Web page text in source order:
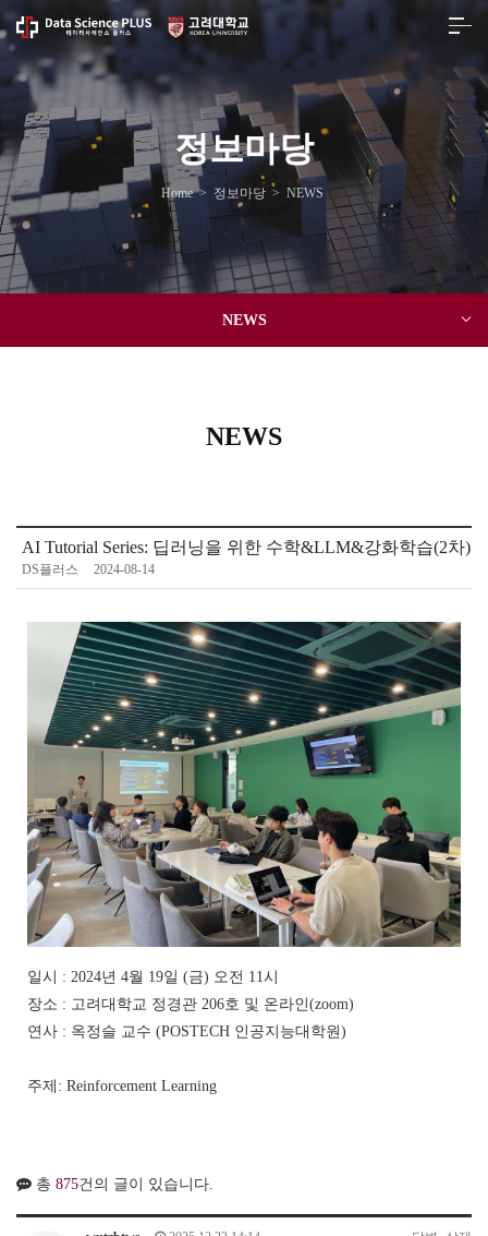
정보마당
Home> 정보마당 > NEWS
NEWS
NEWS
AI Tutorial Series: 딥러닝을 위한 수학&LLM&강화학습(2차)
DS플러스 2024-08-14
일시 : 2024년 4월 19일 (금) 오전 11시
장소 : 고려대학교 정경관 206호 및 온라인(zoom)
연사 : 옥정슬 교수 (POSTECH 인공지능대학원)
주제: Reinforcement Learning
총 875건의 글이 있습니다.